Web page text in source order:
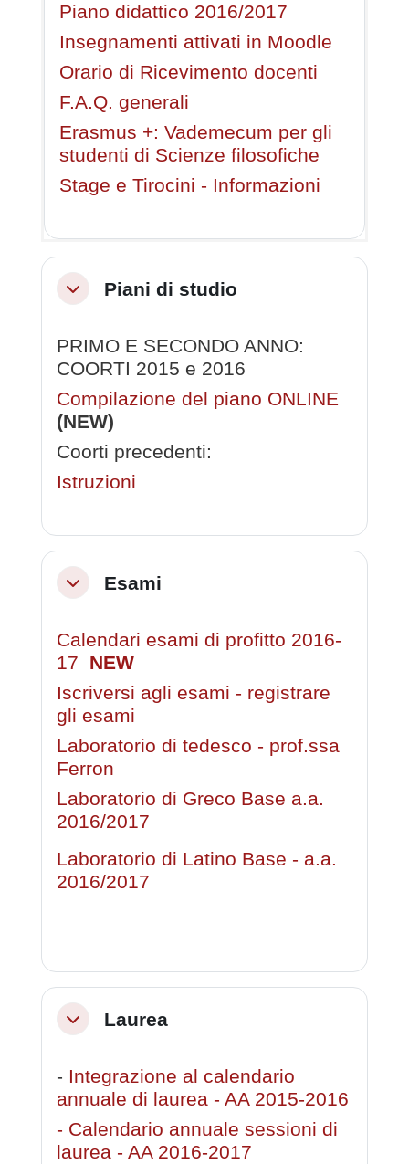
Piano didattico 2016/2017
Insegnamenti attivati in Moodle
Orario di Ricevimento docenti
F.A.Q. generali
Erasmus +: Vademecum per gli
studenti di Scienze filosofiche
Stage e Tirocini - Informazioni
MinimizzaPiani di studio
PRIMO E SECONDO ANNO:
COORTI 2015 e 2016
Compilazione del piano ONLINE
(NEW)
Coorti precedenti:
Istruzioni
MinimizzaEsami
Calendari esami di profitto 2016-
17 NEW
Iscriversi agli esami - registrare
gli esami
Laboratorio di tedesco - prof.ssa
Ferron
Laboratorio di Greco Base a.a.
2016/2017
Laboratorio di Latino Base - a.a.
2016/2017
MinimizzaLaurea
- Integrazione al calendario
annuale di laurea - AA 2015-2016
- Calendario annuale sessioni di
laurea - AA 2016-2017